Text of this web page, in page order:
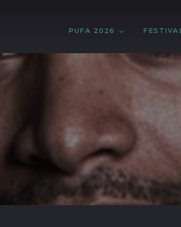
PUFA 2026 FESTIVAL